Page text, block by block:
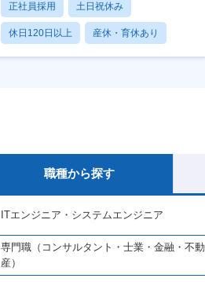
正社員採用 土日祝休み
休日120日以上 産休・育休あり
月残業20時間以内
職種から探す
ITエンジニア・システムエンジニア
専門職（コンサルタント・士業・金融・不動
産）